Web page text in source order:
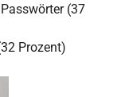
(37
Prozent)